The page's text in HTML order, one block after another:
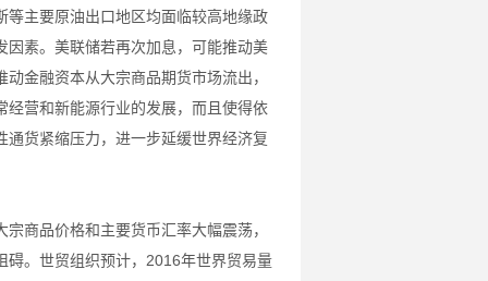
主要原油出口地区均面临较高地缘政
素。美联储若再次加息，可能推动美
金融资本从大宗商品期货市场流出，
营和新能源行业的发展，而且使得依
货紧缩压力，进一步延缓世界经济复
商品价格和主要货币汇率大幅震荡，
碍。世贸组织预计，2016年世界贸易量